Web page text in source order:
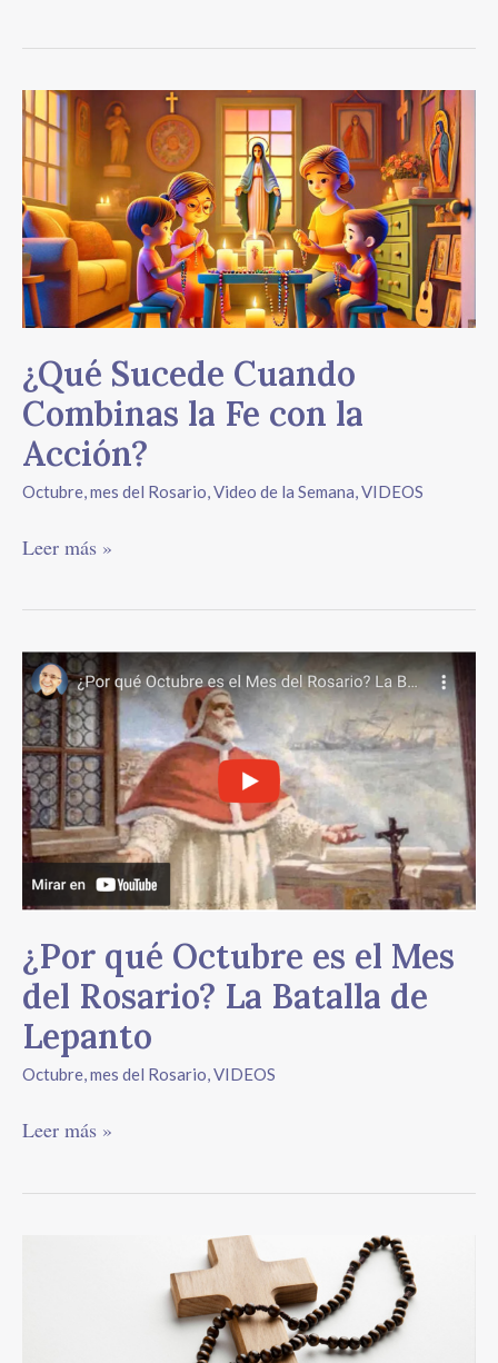
¿Qué Sucede Cuando
Combinas la Fe con la
Acción?
Octubre, mes del Rosario Video de la Semana VIDEOS
¿Qué
Sucede
Cuando
Combinas
la
Fe
con
la
Acción?
Leer más »
¿Por qué Octubre es el Mes
del Rosario? La Batalla de
Lepanto
Octubre, mes del Rosario,VIDEOS
¿Por
qué
Octubre
es
el
Mes
del
Rosario?
La
Batalla
Lepanto
Leer más »